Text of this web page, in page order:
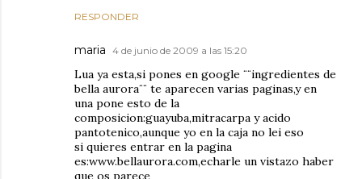
RESPONDER
maria 4 de junio de 2009 a las 15:20
Lua ya esta,si pones en google ¨¨ingredientes de
bella aurora¨¨ te aparecen varias paginas,y en
una pone esto de la
composicion:guayuba,mitracarpa y acido
pantotenico,aunque yo en la caja no lei eso
si quieres entrar en la pagina
es:www.bellaurora.com,echarle un vistazo haber
que os parece